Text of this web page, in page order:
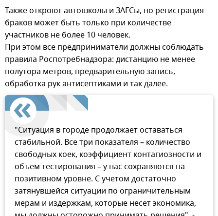
Также откроют автошколы и ЗАГСы, но регистрация
браков может быть только при количестве
участников не более 10 человек.
При этом все предприниматели должны соблюдать
правила Роспотребнадзора: дистанцию не менее
полутора метров, предварительную запись,
обработка рук антисептиками и так далее.
"Ситуация в городе продолжает оставаться
стабильной. Все три показателя – количество
свободных коек, коэффициент контагиозности и
объем тестирования – у нас сохраняются на
позитивном уровне. С учетом достаточно
затянувшейся ситуации по ограничительным
мерам и издержкам, которые несет экономика,